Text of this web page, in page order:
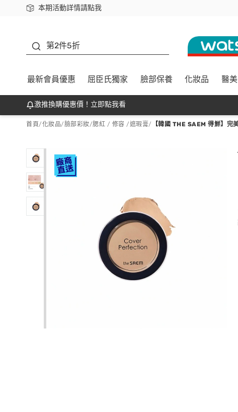
本期活動詳情請點我
下載app最高回饋$350
第2件5折
最新會員優惠 屈臣氏獨家 臉部保養 化妝品 醫美
激推換購優惠價！立即點我看
首頁/化妝品/臉部彩妝/腮紅 / 修容 /遮瑕膏/ 【韓國 THE SAEM 得鮮】完